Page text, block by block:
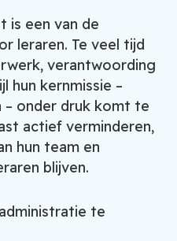
is een van de
leraren. Te veel tijd
verantwoording
hun kernmissie –
– onder druk komt te
actief verminderen,
hun team en
blijven.
te